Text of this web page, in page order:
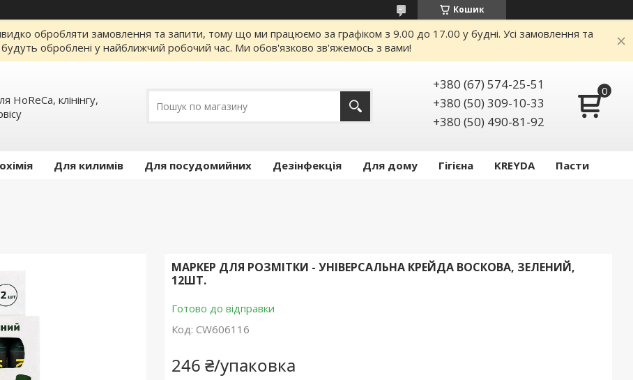
Кошик
обробляти замовлення та запити, тому що ми працюємо за графіком з 9.00 до 17.00 у будні. Усі замовлення та
оброблені у найближчий робочий час. Ми обов'язково зв'яжемось з вами!
HoReCa, клінінгу,
+380 (67) 574-25-51
+380 (50) 309-10-33
+380 (50) 490-81-92
Для килимів Для посудомийних Дезінфекція Для дому Гігієна KREYDA Пасти
МАРКЕР ДЛЯ РОЗМІТКИ - УНІВЕРСАЛЬНА КРЕЙДА ВОСКОВА, ЗЕЛЕНИЙ,
12ШТ.
Готово до відправки
Код: CW606116
246 ₴/упаковка